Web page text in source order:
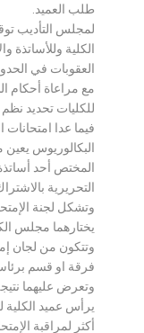
طلب العميد.
لمجلس التأديب
الكلية وللأساتذة
العقوبات في
مع مراعاة أحكام
للكليات تحديد نظم
فيما عدا امتحانات
البكالوريوس
المختص أحد
التحريرية
وتشكل لجنة
يختارهما مجلس
وتتكون من لجان
فرقة او قسم
وتعرض عليهما
يرأس عميد
أكثر لمراقبة